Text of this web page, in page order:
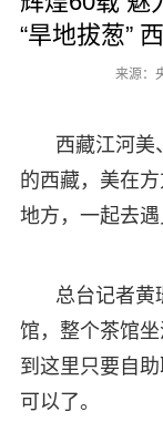
“旱地拔葱”
来源：
西藏江河美
的西藏，美在
地方，一起去遇
总台记者黄
馆，整个茶馆
到这里只要自
可以了。